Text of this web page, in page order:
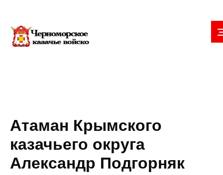
Атаман Крымского
казачьего округа
Александр Подгорняк